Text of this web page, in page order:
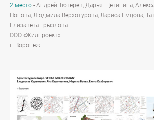
2 место- Андрей Тютерев, Дарья Щетинина,
Попова, Людмила Верхотурова, Лариса Емцова,
Елизавета Грызлова
ООО «Жилпроект»
г. Воронеж